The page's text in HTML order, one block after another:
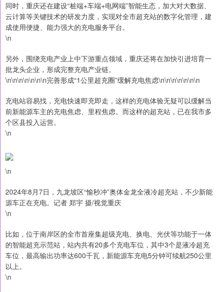
同时，重庆还在建设“桩端+车端+电网端”智能生态，加大对大数据、
云计算等关键技术的研发力度，实现对全市超充站的数字化管理，建
成使用便捷、能力强大的充电服务平台。
\n
另外，围绕充电产业上中下游重点领域，重庆还将在加快引进培育一
批龙头企业，形成完整充电产业链。
\n\n\n\n\n\n\n完善形成“1公里超充圈”缓解充电焦虑\n\n\n\n\n\n\n
充电站容易找，充电快速即充即走，这样的充电体验无疑可以缓解当
前新能源车主的充电焦虑、里程焦虑。而这样的超充站，已在我市多
个区县投入运营。
\n
\n
2024年8月7日，九龙坡区“愉秒冲”奥体金龙全液冷超充站，不少新能
源车正在充电。记者 郑宇 摄/视觉重庆
\n
比如，位于南岸区的全市首座集超级充电、换电、光伏等功能于一体
的智能超充示范站，站内共有20多个充电车位，其中3个是液冷超充
车位，最高输出功率达600千瓦，新能源车充电5分钟可续航250公里
以上。
\n